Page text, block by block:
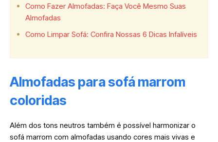
Como Fazer Almofadas: Faça Você Mesmo Suas
Almofadas
Como Limpar Sofá: Confira Nossas 6 Dicas Infalíveis
Almofadas para sofá marrom
coloridas
Além dos tons neutros também é possível harmonizar o
sofá marrom com almofadas usando cores mais vivas e